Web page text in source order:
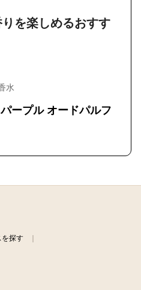
りを楽しめるおすす
水
ープル オードパルフ
探す